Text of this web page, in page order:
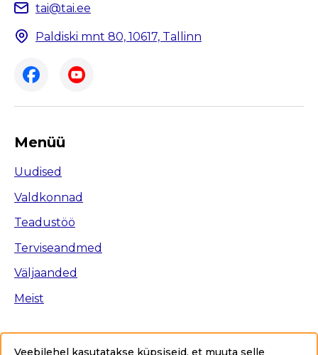
tai@tai.ee
Paldiski mnt 80, 10617, Tallinn
Menüü
Uudised
Valdkonnad
Teadustöö
Terviseandmed
Väljaanded
Meist
Veebilehel kasutatakse küpsiseid, et muuta selle